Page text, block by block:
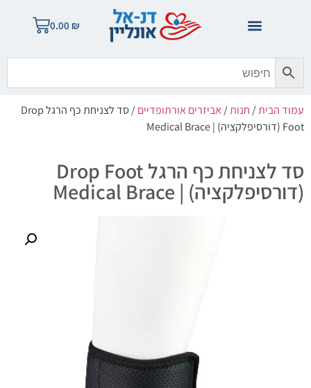
0.00 ₪
עמוד הבית/חנות/אביזרים אורתופדיים
/ סד לצניחת כף הרגל Drop
Foot (דורסיפלקציה) | Medical Brace
סד לצניחת כף הרגל Drop Foot
(דורסיפלקציה) | Medical Brace